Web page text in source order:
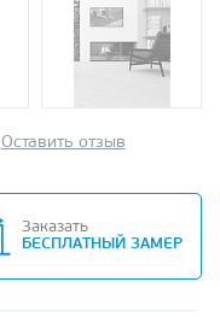
Оставить отзыв
Заказать
БЕСПЛАТНЫЙ ЗАМЕР